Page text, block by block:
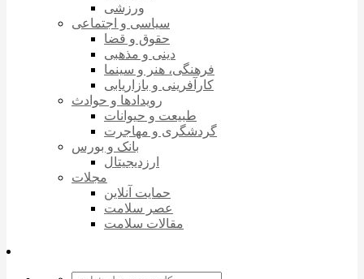
ورزشی
سیاسی و اجتماعی
حقوق و قضا
دینی و مذهبی
فرهنگی، هنر و سینما
کارآفرینی و بازاریابی
رویدادها و حوادث
طبیعت و حیوانات
گردشگری و مهاجرت
بانک و بورس
ارزدیجیتال
مجلات
حمایت آنلاین
عصر سلامت
مقالات سلامت